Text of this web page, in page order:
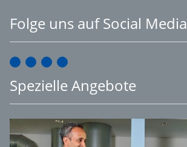
Folge uns auf Social Media
Spezielle Angebote